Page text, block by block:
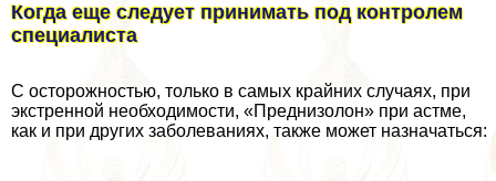
Когда еще следует принимать под контролем
специалиста
С осторожностью, только в самых крайних случаях, при
экстренной необходимости, «Преднизолон» при астме,
как и при других заболеваниях, также может назначаться: